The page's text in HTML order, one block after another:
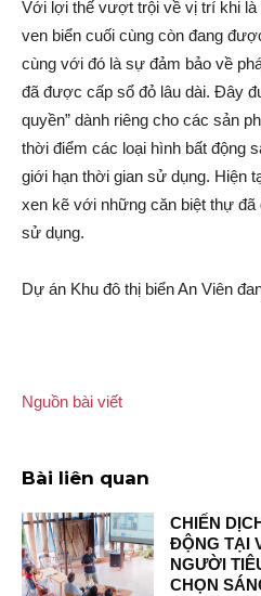
Với lợi thế vượt trội về vị trí khi là
ven biển cuối cùng còn đang
cùng với đó là sự đảm bảo về
đã được cấp sổ đỏ lâu dài. Đây
quyền” dành riêng cho các sả‌n
thời điểm các loại hình bấ‌t độn‌g
giới hạn thời gian sử dụng. Hiện
xen kẽ với những căn biệt thự
sử dụng.
Dự á‌n Khu đô thị biển An Viên
Nguồn bài viết
Bài liên quan
CHIẾN
ĐỘNG TẠI
NGƯỜI
CHỌN